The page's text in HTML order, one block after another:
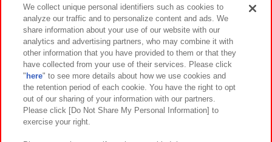
イベント・キャンペーン
関連会社 サステナビリティ サイトポリシー
プライバシーポリシー ウェブアクセシビリティ方針と検証結果
お取引先さまとともに
We collect unique personal identifiers such as cookies to
analyze our traffic and to personalize content and ads. We
share information about your use of our website with our
analytics and advertising partners, who may combine it with
other information that you have provided to them or that they
have collected from your use of their services. Please click
" here" to see more details about how we use cookies and
the retention period of each cookie. You have the right to opt
out of our sharing of your information with our partners.
Please click [Do Not Share My Personal Information] to
exercise your right.